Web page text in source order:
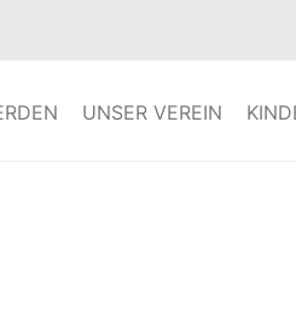
UNSER VEREIN